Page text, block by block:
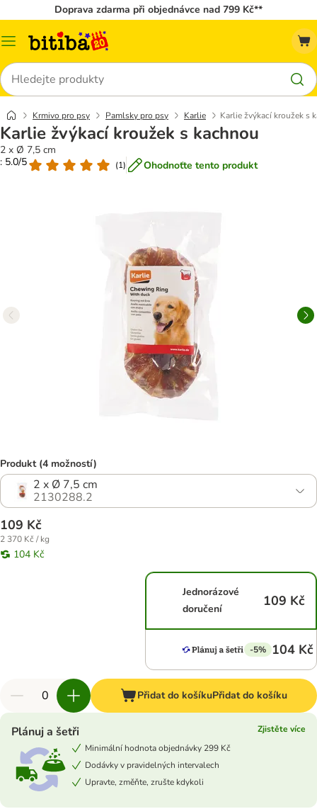
Doprava zdarma při objednávce nad 799 Kč**
Kategorie
Hledat
Krmivo pro psy Pamlsky pro psy Karlie Karlie žvýkací kroužek s
Karlie žvýkací kroužek s kachnou
2 x Ø 7,5 cm
: 5.0/5
(1) Ohodnoťte tento produkt
Produkt (4 možností)
2 x Ø 7,5 cm
2130288.2
109 Kč
2 370 Kč / kg
104 Kč
Jednorázové
doručení
109 Kč
-5% 104 Kč
Přidat do košíkuPřidat do košíku
Plánuj a šetři
Zjistěte více
Minimální hodnota objednávky 299 Kč
Dodávky v pravidelných intervalech
Upravte, změňte, zrušte kdykoli